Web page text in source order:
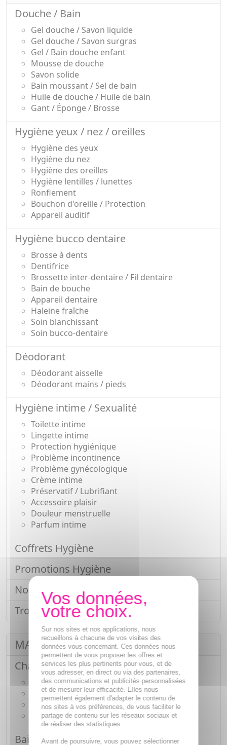
Douche / Bain
Gel douche / Savon liquide
Gel douche / Savon surgras
Gel / Bain douche enfant
Mousse de douche
Savon solide
Bain moussant / Sel de bain
Huile de douche / Huile de bain
Gant / Éponge / Brosse
Hygiène yeux / nez / oreilles
Hygiène des yeux
Hygiène du nez
Hygiène des oreilles
Hygiène lentilles / lunettes
Ronflement
Bouchon d'oreille / Protection
Appareil auditif
Hygiène bucco dentaire
Brosse à dents
Dentifrice
Brossette inter-dentaire / Fil dentaire
Bain de bouche
Appareil dentaire
Haleine fraîche
Soin blanchissant
Soin bucco-dentaire
Déodorant
Déodorant aisselle
Déodorant mains / pieds
Hygiène intime / Sexualité
Toilette intime
Lingette intime
Protection hygiénique
Problème incontinence
Problème gynécologique
Crème intime
Préservatif / Lubrifiant
Accessoire plaisir
Douleur menstruelle
Parfum intime
Coffrets Hygiène
Promotions Hygiène
Nouveautés Hygiène
Trousse de voyage hygiène
MATERNITÉ / BÉBÉ
Change de bébé
Lingette pour le change
Crème pour le change / Liniment / Talc
Couche bébé
Coton pour le change
Bain et toilette bébé
Sur nos sites et nos applications, nous
recueillons à chacune de vos visites des
données vous concernant. Ces données nous
permettent de vous proposer les offres et
services les plus pertinents pour vous, et de
vous adresser, en direct ou via des partenaires,
des communications et publicités personnalisées
et de mesurer leur efficacité. Elles nous
permettent également d'adapter le contenu de
nos sites à vos préférences, de vous faciliter le
partage de contenu sur les réseaux sociaux et
de réaliser des statistiques
Avant de poursuivre, vous pouvez sélectionner